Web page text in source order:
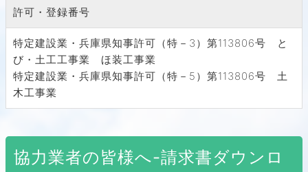
許可・登録番号
特定建設業・兵庫県知事許可（特－3）第113806号 と
び・土工工事業 ほ装工事業
特定建設業・兵庫県知事許可（特－5）第113806号 土
木工事業
協力業者の皆様へ-請求書ダウンロ